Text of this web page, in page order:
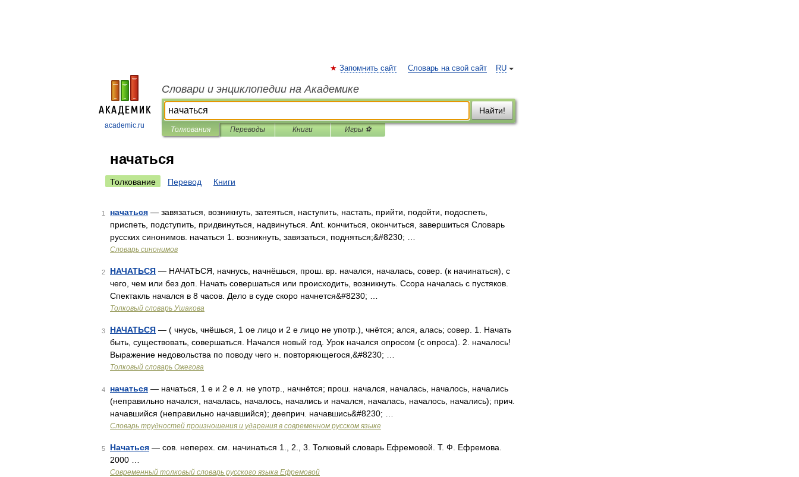
academic.ru
RU
Запомнить сайт Словарь на свой сайт
Словари и энциклопедии на Академике
Найти!
Толкования Переводы Книги Игры ⚽
начаться
Толкование Перевод Книги
1 начаться — завязаться, возникнуть, затеяться, наступить, настать, прийти, подойти, подоспеть,
приспеть, подступить, придвинуться, надвинуться. Ant. кончиться, окончиться, завершиться Словарь
русских синонимов. начаться 1. возникнуть, завязаться, подняться;&#8230; …
Словарь синонимов
2 НАЧАТЬСЯ — НАЧАТЬСЯ, начнусь, начнёшься, прош. вр. начался, началась, совер. (к начинаться), с
чего, чем или без доп. Начать совершаться или происходить, возникнуть. Ссора началась с пустяков.
Спектакль начался в 8 часов. Дело в суде скоро начнется&#8230; …
Толковый словарь Ушакова
3 НАЧАТЬСЯ — ( чнусь, чнёшься, 1 ое лицо и 2 е лицо не употр.), чнётся; ался, алась; совер. 1. Начать
быть, существовать, совершаться. Начался новый год. Урок начался опросом (с опроса). 2. началось!
Выражение недовольства по поводу чего н. повторяющегося,&#8230; …
Толковый словарь Ожегова
4 начаться — начаться, 1 е и 2 е л. не употр., начнётся; прош. начался, началась, началось, начались
(неправильно начался, началась, началось, начались и начался, началась, началось, начались); прич.
начавшийся (неправильно начавшийся); дееприч. начавшись&#8230; …
Словарь трудностей произношения и ударения в современном русском языке
5 Начаться — сов. неперех. см. начинаться 1., 2., 3. Толковый словарь Ефремовой. Т. Ф. Ефремова.
2000 …
Современный толковый словарь русского языка Ефремовой